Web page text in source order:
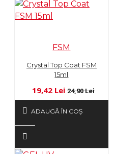
FSM
Crystal Top Coat FSM
15ml
19,42 Lei 24,90 Lei
ADAUGĂ ÎN COŞ